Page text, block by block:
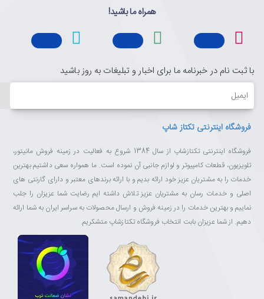
همراه ما باشید!
با ثبت نام در خبرنامه ما برای اخبار و تبلیغات به روز باشید
ایمیل
فروشگاه اینترنتی تکتاز شاپ
فروشگاه اینترنتی تکتازشاپ از سال 1384 شروع به فعالیت در زمینه فروش مانیتور،
تلویزیون، قطعات کامپیوتر و لوازم جانبی آن نموده است. ما همواره سعی داشتیم بهترین
خدمات را به مشتریان عزیز خود ارائه بدیم و با ارائه برندهای معتبر و دارای گارنتی های
اصلی و خدمات رسان به مشتریان عزیز تلاش داشته ایم رضایت شما عزیزان را جلب
نماییم و بهترین خدمات را در زمینه فروش و ارسال محصولات به سراسر ایران به شما ارائه
دهیم. از شما عزیزان بابت انتخاب فروشگاه تکتازشاپ متشکریم.